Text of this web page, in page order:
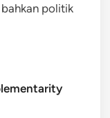
politik